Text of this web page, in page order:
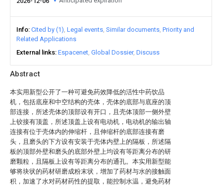
Abstract
本实用新型公开了一种可避免药效降低的活性中药饮品
机，包括底座和中空结构的壳体，壳体的底部与底座的顶
部连接，所述壳体的顶部设有开口，且壳体顶部一侧外壁
上铰接有顶盖，所述顶盖上设有电动机，电动机的输出轴
连接有位于壳体内的伸缩杆，且伸缩杆的底部连接有磨
头，且磨头的下方设有安装于壳体内壁上的隔板，所述隔
板的顶部外壁和磨头的底部外壁上均设有等距离分布的研
磨颗粒，且隔板上设有等距离分布的通孔。本实用新型能
够将块状的药材研磨成粉末状，增加了药材与水的接触面
积，加速了水对药材药性的提取，能控制水温，避免药材
Info Cited by (1) Legal events Similar documents Priority and
Related Applications
External links Espacenet Global Dossier Discuss